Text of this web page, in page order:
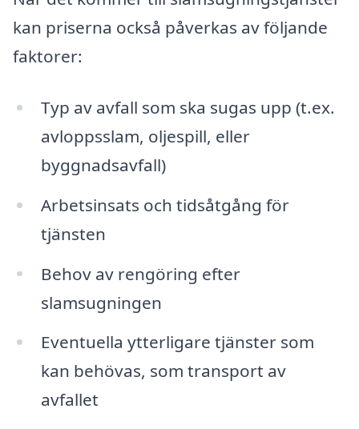
kan priserna också påverkas av följande
faktorer:
Typ av avfall som ska sugas upp (t.ex.
avloppsslam, oljespill, eller
byggnadsavfall)
Arbetsinsats och tidsåtgång för
tjänsten
Behov av rengöring efter
slamsugningen
Eventuella ytterligare tjänster som
kan behövas, som transport av
avfallet